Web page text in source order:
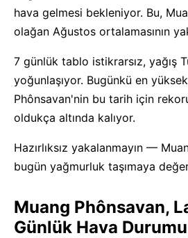
hava gelmesi bekleniyor. Bu,
olağan Ağustos ortalamasının
7 günlük tablo istikrarsız, yağış
yoğunlaşıyor. Bugünkü en
Phônsavan'nin bu tarih için
oldukça altında kalıyor.
Hazırlıksız yakalanmayın —
bugün yağmurluk taşımaya
Muang Phônsavan,
Günlük Hava